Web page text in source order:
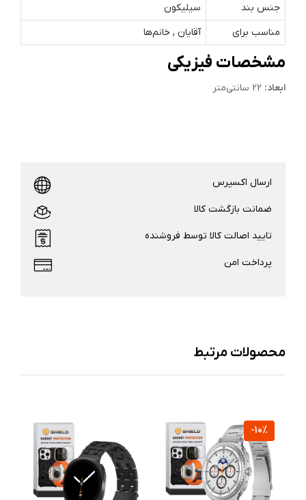
جنس بند
سیلیکون
مناسب برای
آقایان , خانم‌ها
مشخصات فیزیکی
ابعاد:
ارسال اکسپرس
ضمانت بازگشت کالا
تایید اصالت کالا توسط فروشنده
پرداخت امن
محصولات مرتبط
-10%